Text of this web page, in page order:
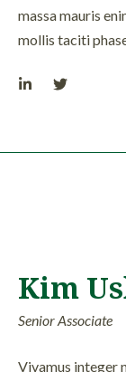
massa mauris
mollis taciti
Kim
Senior Associate
Vivamus integer